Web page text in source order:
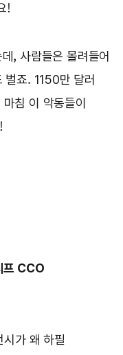
!
, 사람들은 몰려들어
벌죠. 1150만 달러
침 이 악동들이
프 CCO
가 왜 하필